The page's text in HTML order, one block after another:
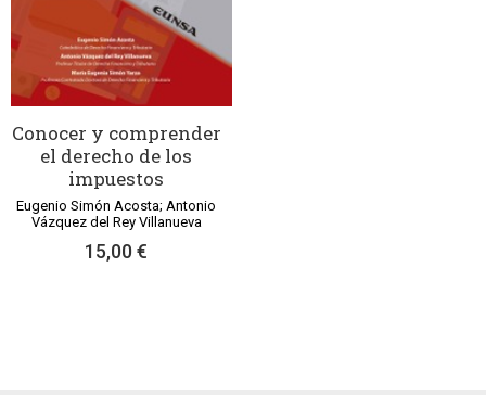
Conocer y comprender
el derecho de los
impuestos
Eugenio Simón Acosta; Antonio
Vázquez del Rey Villanueva
15,00 €